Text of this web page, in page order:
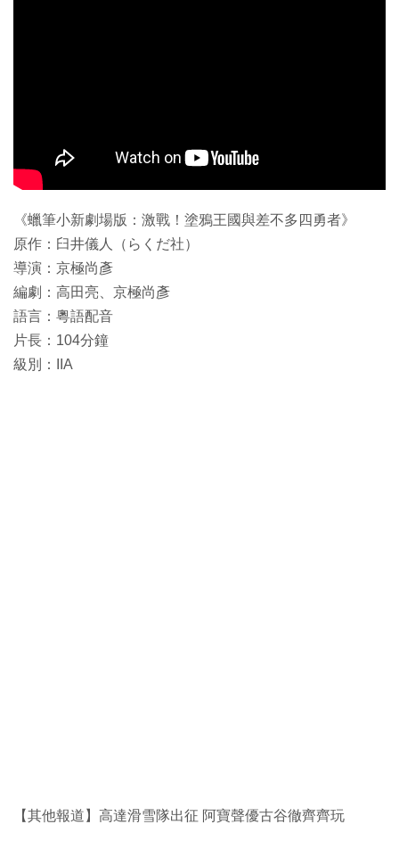
《蠟筆小新劇場版：激戰！塗鴉王國與差不多四勇者》
原作：臼井儀人（らくだ社）
導演：京極尚彥
編劇：高田亮、京極尚彥
語言：粵語配音
片長：104分鐘
級別：IIA
【其他報道】高達滑雪隊出征 阿寶聲優古谷徹齊齊玩